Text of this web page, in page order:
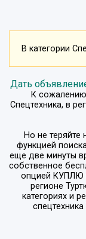
В категории
Дать
К сожалению
Спецтехника, в
Но не
функцией
еще две минуты
собственное
опцией КУПЛЮ
регионе
категориях и
спецтехника